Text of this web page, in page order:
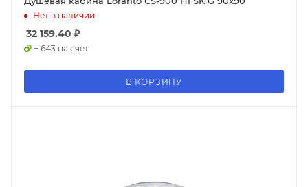
Нет в наличии
32 159.40 ₽
+ 643 на счет
В КОРЗИНУ